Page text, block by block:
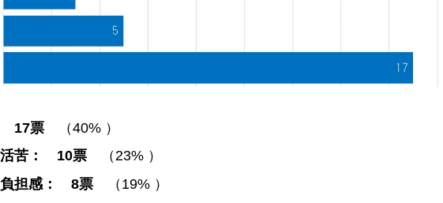
17票（40% ）
活苦： 10票
（23% ）
負担感： 8票（19% ）